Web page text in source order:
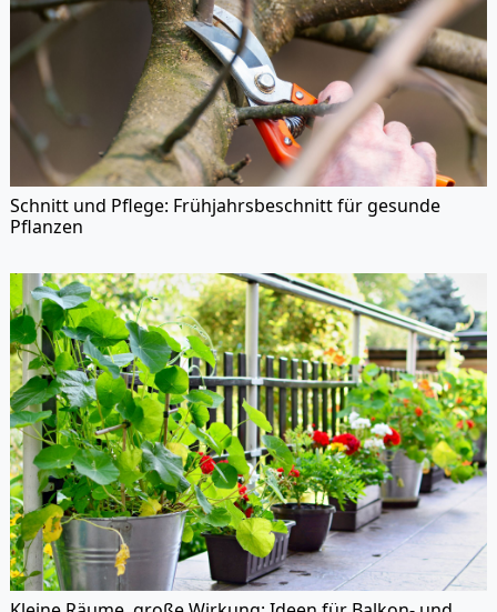
Schnitt und Pflege: Frühjahrsbeschnitt für gesunde
Pflanzen